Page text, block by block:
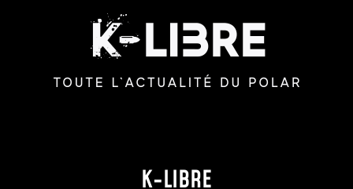
K-LIBRE